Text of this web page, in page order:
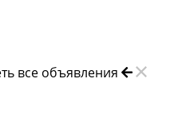
все объявления